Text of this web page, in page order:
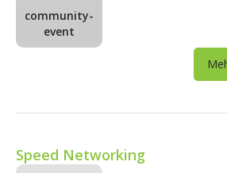
community-
event
Speed Networking